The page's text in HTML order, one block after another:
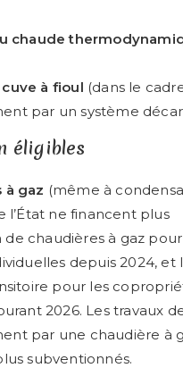
chaude
à fioul (dans le
par un système
éligibles
à gaz (même à
l’État ne financent plus
de chaudières à gaz
depuis 2024, et
pour les
2026. Les travaux
par une chaudière à
subventionnés.